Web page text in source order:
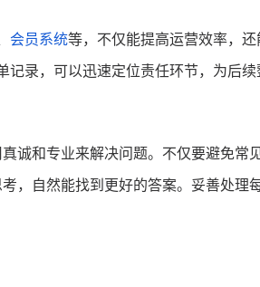
会员系统等，不仅能提高运营效率，
录，可以迅速定位责任环节，为后续
诚和专业来解决问题。不仅要避免常
，自然能找到更好的答案。妥善处理